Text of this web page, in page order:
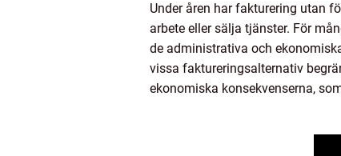
Under åren har fakturering utan
arbete eller sälja tjänster. För
de administrativa och
vissa faktureringsalternativ
ekonomiska konsekvenserna,